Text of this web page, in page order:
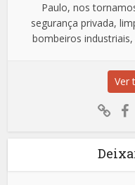
Paulo, nos
segurança privada,
bombeiros
Ver